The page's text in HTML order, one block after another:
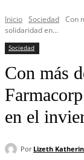
Inicio Sociedad Con
solidaridad en...
Sociedad
Con más
en el
Por Lizeth